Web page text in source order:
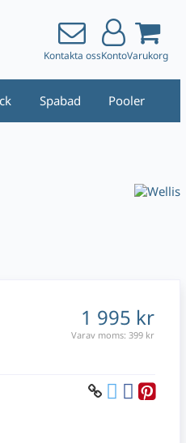
Kontakta ossKontoVarukorg
Spabad Pooler
1 995 kr
Varav moms:399 kr